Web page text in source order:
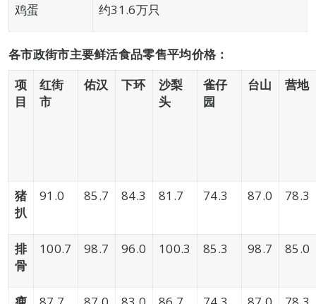
鸡蛋 约31.6万只
各市政街市主要鲜活食品零售平均价格：
项
目
红街
市
佑汉 下环
沙梨
头
雀仔
园
台山 营地
猪
扒
91.0 85.7 84.3 81.7 74.3 87.0 78.3
排
骨
100.7 98.7 96.0 100.3 85.3 98.7 85.0